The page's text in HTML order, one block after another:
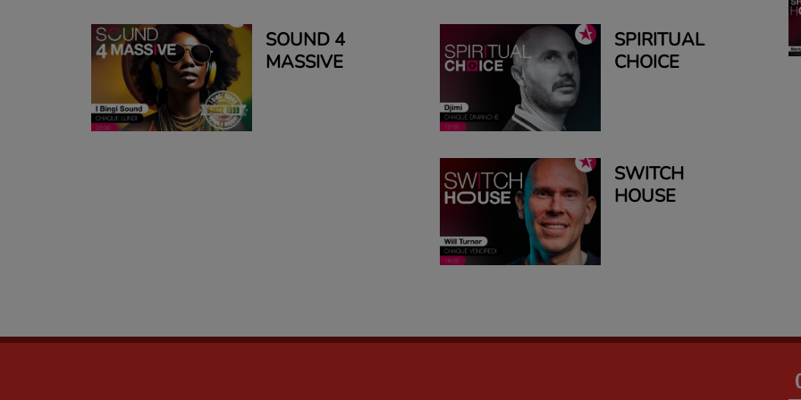
SOUND 4
MASSIVE
SPIRITUAL
CHOICE
SWITCH
HOUSE